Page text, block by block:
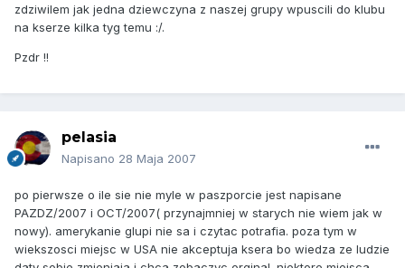
zdziwilem jak jedna dziewczyna z naszej grupy wpuscili do klubu
na kserze kilka tyg temu :/.
Pzdr !!
pelasia
Napisano 28 Maja 2007
po pierwsze o ile sie nie myle w paszporcie jest napisane
PAZDZ/2007 i OCT/2007( przynajmniej w starych nie wiem jak w
nowy). amerykanie glupi nie sa i czytac potrafia. poza tym w
wiekszosci miejsc w USA nie akceptuja ksera bo wiedza ze ludzie